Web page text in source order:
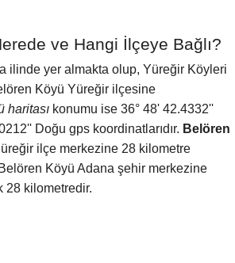
ve Hangi İlçeye Bağlı?
ilinde yer almakta olup, Yüreğir Köyleri
Köyü Yüreğir ilçesine
haritası konumu ise 36° 48' 42.4332''
Doğu gps koordinatlarıdır. Belören
ilçe merkezine 28 kilometre
Köyü Adana şehir merkezine
28 kilometredir.